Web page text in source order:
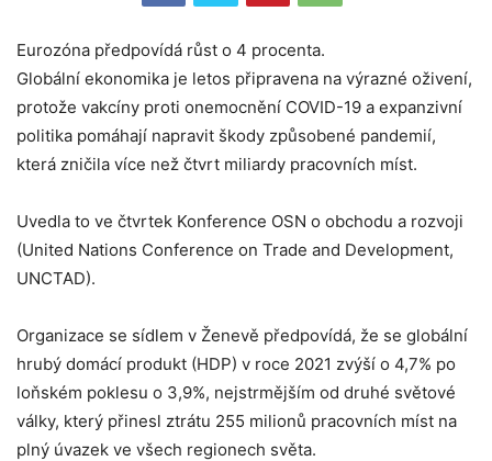
Eurozóna předpovídá růst o 4 procenta.
Globální ekonomika je letos připravena na výrazné oživení,
protože vakcíny proti onemocnění COVID-19 a expanzivní
politika pomáhají napravit škody způsobené pandemií,
která zničila více než čtvrt miliardy pracovních míst.
Uvedla to ve čtvrtek Konference OSN o obchodu a rozvoji
(United Nations Conference on Trade and Development,
UNCTAD).
Organizace se sídlem v Ženevě předpovídá, že se globální
hrubý domácí produkt (HDP) v roce 2021 zvýší o 4,7% po
loňském poklesu o 3,9%, nejstrmějším od druhé světové
války, který přinesl ztrátu 255 milionů pracovních míst na
plný úvazek ve všech regionech světa.